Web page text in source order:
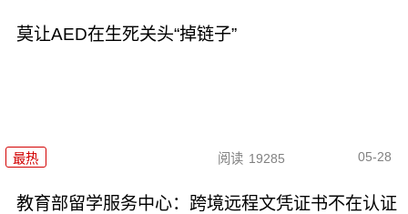
莫让AED在生死关头“掉链子”
最热 阅读 19285 05-28
教育部留学服务中心：跨境远程文凭证书不在认证